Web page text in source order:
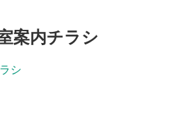
案内チラシ
シ